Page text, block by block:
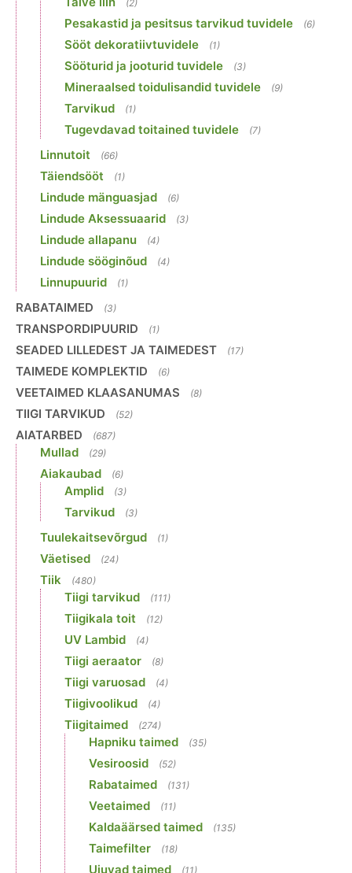
(2)
Pesakastid ja pesitsus tarvikud tuvidele (6)
Sööt dekoratiivtuvidele (1)
Sööturid ja jooturid tuvidele (3)
Mineraalsed toidulisandid tuvidele (9)
Tarvikud (1)
Tugevdavad toitained tuvidele (7)
Linnutoit (66)
Täiendsööt (1)
Lindude mänguasjad (6)
Lindude Aksessuaarid (3)
Lindude allapanu (4)
Lindude sööginõud (4)
Linnupuurid (1)
RABATAIMED (3)
TRANSPORDIPUURID (1)
SEADED LILLEDEST JA TAIMEDEST (17)
TAIMEDE KOMPLEKTID (6)
VEETAIMED KLAASANUMAS (8)
TIIGI TARVIKUD (52)
AIATARBED (687)
Mullad (29)
Aiakaubad (6)
Amplid (3)
Tarvikud (3)
Tuulekaitsevõrgud (1)
Väetised (24)
Tiik (480)
Tiigi tarvikud (111)
Tiigikala toit (12)
UV Lambid (4)
Tiigi aeraator (8)
Tiigi varuosad (4)
Tiigivoolikud (4)
Tiigitaimed (274)
Hapniku taimed (35)
Vesiroosid (52)
Rabataimed (131)
Veetaimed (11)
Kaldaäärsed taimed (135)
Taimefilter (18)
Ujuvad taimed (11)